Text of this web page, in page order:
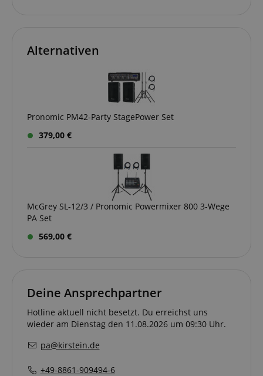
Alternativen
Pronomic PM42-Party StagePower Set
379,00 €
McGrey SL-12/3 / Pronomic Powermixer 800 3-Wege
PA Set
569,00 €
Deine Ansprechpartner
Hotline aktuell nicht besetzt. Du erreichst uns
wieder am Dienstag den 11.08.2026 um 09:30 Uhr.
pa@kirstein.de
+49-8861-909494-6